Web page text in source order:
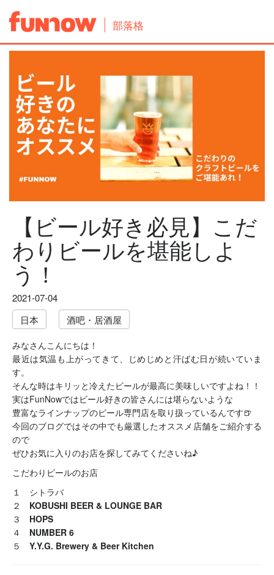
部落格
【ビール好き必見】こだ
わりビールを堪能しよ
う！
2021-07-04
日本
酒吧・居酒屋
みなさんこんにちは！
最近は気温も上がってきて、じめじめと汗ばむ日が続いていま
す。
そんな時はキリッと冷えたビールが最高に美味しいですよね！！
実はFunNowではビール好きの皆さんには堪らないような
豊富なラインナップのビール専門店を取り扱っているんです🍺
今回のブログではその中でも厳選したオススメ店舗をご紹介する
ので
ぜひお気に入りのお店を探してみてくださいね♪
こだわりビールのお店
１ シトラバ
２ KOBUSHI BEER & LOUNGE BAR
３ HOPS
４ NUMBER 6
５ Y.Y.G. Brewery & Beer Kitchen